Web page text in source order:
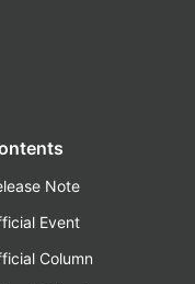
Note
Event
Column